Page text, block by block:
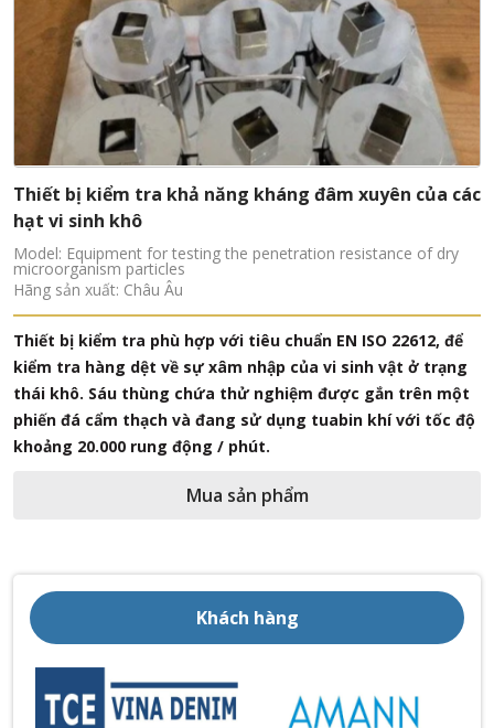
Thiết bị kiểm tra kháng thấm ướt bảo hộ
Model: Protective wetting resistance tester
Hãng sản xuất: G7
Thiết bị được sử dụng để kiểm tra khả năng khám thấm
khí sạch, được sử dụng làm sản phẩm y tế, cho bệnh
bác sỹ, nhân viên y tế và thiết bị. Đáp ứng những tiêu
chuẩn sau : EN 14126, EN ISO 22610
Mua sản phẩm
Khách hàng